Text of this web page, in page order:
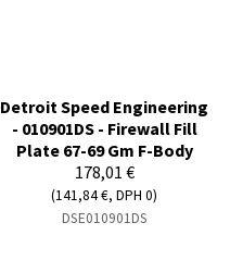
Detroit Speed Engineering
- 010901DS - Firewall Fill
Plate 67-69 Gm F-Body
178,01 €
(141,84 €, DPH 0)
DSE010901DS